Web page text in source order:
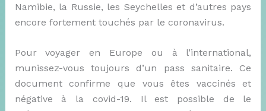
Namibie, la Russie, les Seychelles et d’autres pays
encore fortement touchés par le coronavirus.
Pour voyager en Europe ou à l’international,
munissez-vous toujours d’un pass sanitaire. Ce
document confirme que vous êtes vaccinés et
négative à la covid-19. Il est possible de le